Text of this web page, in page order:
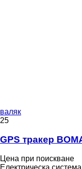
валяк
25
GPS тракер
Цена при поискване
Електрическа